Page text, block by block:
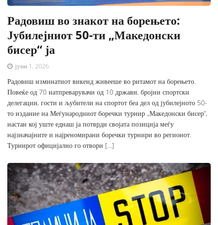
Радовиш во знакот на борењето:
Јубилејниот 50-ти „Македонски
бисер“ ја
јуни 1, 2026
Радовиш изминатиот викенд живееше во ритамот на борењето.
Повеќе од 70 натпреварувачи од 10 држави, бројни спортски
делегации, гости и љубители на спортот беа дел од јубилејното 50-
то издание на Меѓународниот боречки турнир „Македонски бисер“,
настан кој уште еднаш ја потврди својата позиција меѓу
најзначајните и најреномирани боречки турнири во регионот.
Турнирот официјално го отвори […]